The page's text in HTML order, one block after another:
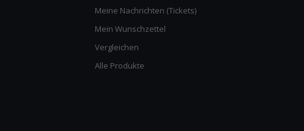
Meine Nachrichten (Tickets)
Mein Wunschzettel
Vergleichen
Alle Produkte